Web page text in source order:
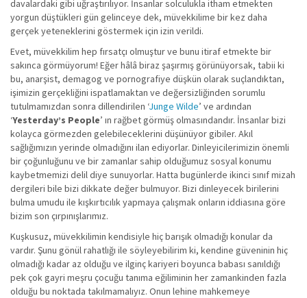
davalardaki gibi uğraştırılıyor. İnsanlar solculukla itham etmekten
yorgun düştükleri gün gelinceye dek, müvekkilime bir kez daha
gerçek yeteneklerini göstermek için izin verildi.
Evet, müvekkilim hep fırsatçı olmuştur ve bunu itiraf etmekte bir
sakınca görmüyorum! Eğer hâlâ biraz şaşırmış görünüyorsak, tabii ki
bu, anarşist, demagog ve pornografiye düşkün olarak suçlandıktan,
işimizin gerçekliğini ispatlamaktan ve değersizliğinden sorumlu
tutulmamızdan sonra dillendirilen ‘Junge Wilde’ ve ardından
‘Yesterday’s People’ ın rağbet görmüş olmasındandır. İnsanlar bizi
kolayca görmezden gelebileceklerini düşünüyor gibiler. Akıl
sağlığımızın yerinde olmadığını ilan ediyorlar. Dinleyicilerimizin önemli
bir çoğunluğunu ve bir zamanlar sahip olduğumuz sosyal konumu
kaybetmemizi delil diye sunuyorlar. Hatta bugünlerde ikinci sınıf mizah
dergileri bile bizi dikkate değer bulmuyor. Bizi dinleyecek birilerini
bulma umudu ile kışkırtıcılık yapmaya çalışmak onların iddiasına göre
bizim son çırpınışlarımız.
Kuşkusuz, müvekkilimin kendisiyle hiç barışık olmadığı konular da
vardır. Şunu gönül rahatlığı ile söyleyebilirim ki, kendine güveninin hiç
olmadığı kadar az olduğu ve ilginç kariyeri boyunca babası sanıldığı
pek çok gayri meşru çocuğu tanıma eğiliminin her zamankinden fazla
olduğu bu noktada takılmamalıyız. Onun lehine mahkemeye